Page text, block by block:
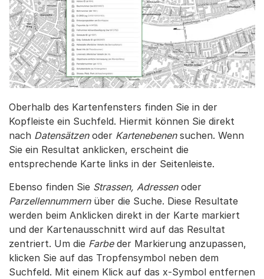
Oberhalb des Kartenfensters finden Sie in der
Kopfleiste ein Suchfeld. Hiermit können Sie direkt
nach Datensätzen oder Kartenebenen suchen. Wenn
Sie ein Resultat anklicken, erscheint die
entsprechende Karte links in der Seitenleiste.
Ebenso finden Sie Strassen, Adressenoder
Parzellennummern über die Suche. Diese Resultate
werden beim Anklicken direkt in der Karte markiert
und der Kartenausschnitt wird auf das Resultat
zentriert. Um die Farbe der Markierung anzupassen,
klicken Sie auf das Tropfensymbol neben dem
Suchfeld. Mit einem Klick auf das x-Symbol entfernen